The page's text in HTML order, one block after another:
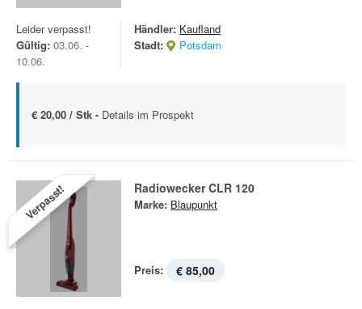
Leider verpasst!
Gültig: 03.06. -
10.06.
Händler: Kaufland
Stadt:
Potsdam
€ 20,00 / Stk - Details im Prospekt
Verpasst! Radiowecker CLR 120
Marke: Blaupunkt
Preis: € 85,00